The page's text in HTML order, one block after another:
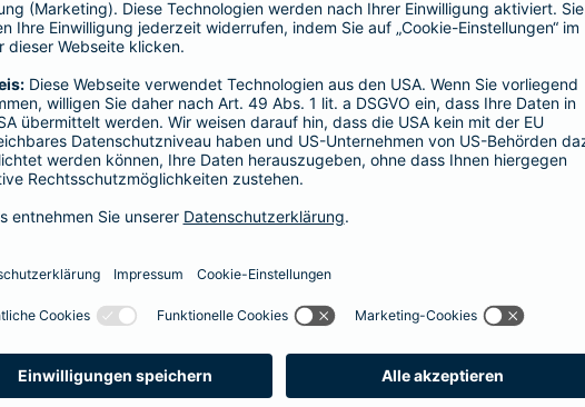
berechnen und direkt abschließen
Sie selbst bestimmen, ab wann Ihr Xtra-Fahrer-Schutz gültig ist. Dies